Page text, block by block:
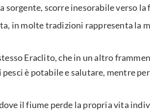
sorgente, scorre inesorabile verso la
in molte tradizioni rappresenta la
Eraclito, che in un altro
è potabile e salutare, mentre
il fiume perde la propria vita